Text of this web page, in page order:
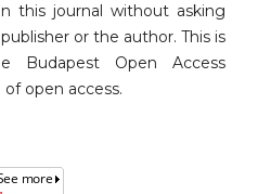
this journal without asking
or the author. This is
Budapest Open Access
open access.